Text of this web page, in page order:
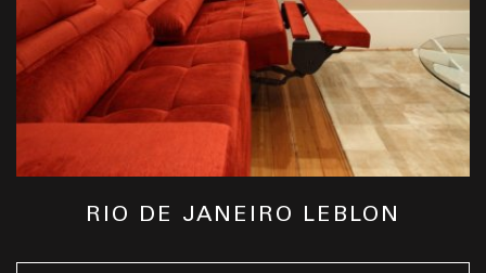
RIO DE JANEIRO LEBLON